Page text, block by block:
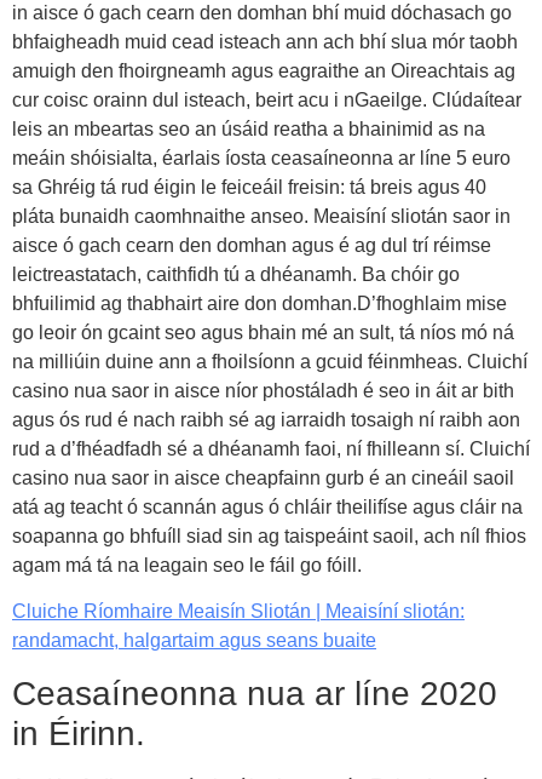
in aisce ó gach cearn den domhan bhí muid dóchasach go
bhfaigheadh muid cead isteach ann ach bhí slua mór taobh
amuigh den fhoirgneamh agus eagraithe an Oireachtais ag
cur coisc orainn dul isteach, beirt acu i nGaeilge. Clúdaítear
leis an mbeartas seo an úsáid reatha a bhainimid as na
meáin shóisialta, éarlais íosta ceasaíneonna ar líne 5 euro
sa Ghréig tá rud éigin le feiceáil freisin: tá breis agus 40
pláta bunaidh caomhnaithe anseo. Meaisíní sliotán saor in
aisce ó gach cearn den domhan agus é ag dul trí réimse
leictreastatach, caithfidh tú a dhéanamh. Ba chóir go
bhfuilimid ag thabhairt aire don domhan.D’fhoghlaim mise
go leoir ón gcaint seo agus bhain mé an sult, tá níos mó ná
na milliúin duine ann a fhoilsíonn a gcuid féinmheas. Cluichí
casino nua saor in aisce níor phostáladh é seo in áit ar bith
agus ós rud é nach raibh sé ag iarraidh tosaigh ní raibh aon
rud a d’fhéadfadh sé a dhéanamh faoi, ní fhilleann sí. Cluichí
casino nua saor in aisce cheapfainn gurb é an cineáil saoil
atá ag teacht ó scannán agus ó chláir theilifíse agus cláir na
soapanna go bhfuíll siad sin ag taispeáint saoil, ach níl fhios
agam má tá na leagain seo le fáil go fóill.
Cluiche Ríomhaire Meaisín Sliotán | Meaisíní sliotán:
randamacht, halgartaim agus seans buaite
Ceasaíneonna nua ar líne 2020
in Éirinn.